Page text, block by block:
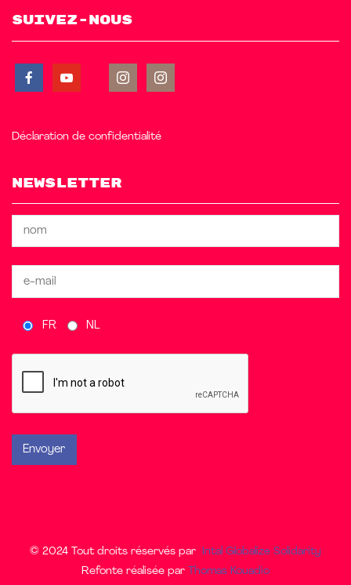
Suivez-nous
Déclaration de confidentialité
Newsletter
FR NL
© 2024 Tout droits réservés par
Intal Globalize Solidarity
Refonte réalisée par
Thomas Kouadio